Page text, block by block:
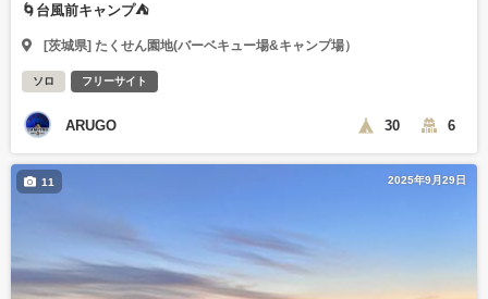
🌀台風前キャンプ⛺️
[茨城県] たくせん園地(バーベキュー場&キャンプ場）
ソロ フリーサイト
ARUGO 30 6
2025年9月29日
11